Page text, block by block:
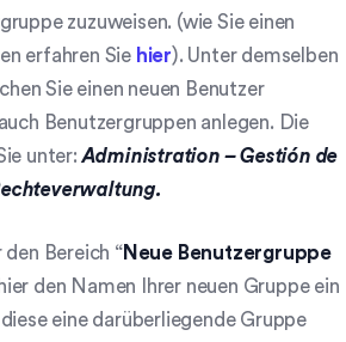
zuzuweisen. (wie Sie einen
erfahren Sie hier). Unter demselben
Sie einen neuen Benutzer
Benutzergruppen anlegen. Die
unter:Administration – Gestión de
Bereich “Neue Benutzergruppe
den Namen Ihrer neuen Gruppe ein
eine darüberliegende Gruppe